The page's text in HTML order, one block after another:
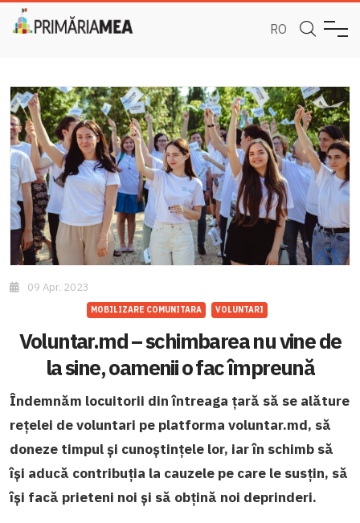
RO
09 Apr. 2023
MOBILIZARE COMUNITARA VOLUNTARI
Voluntar.md – schimbarea nu vine de
la sine, oamenii o fac împreună
Îndemnăm locuitorii din întreaga țară să se alăture
rețelei de voluntari pe platforma voluntar.md, să
doneze timpul și cunoștințele lor, iar în schimb să
își aducă contribuția la cauzele pe care le susțin, să
își facă prieteni noi și să obțină noi deprinderi.